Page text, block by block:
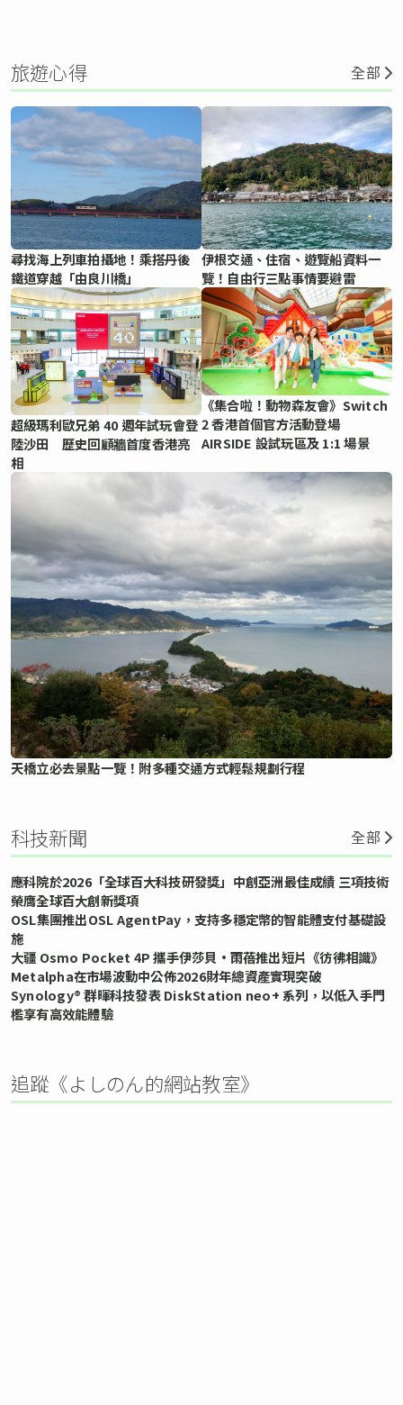
旅遊心得 全部
尋找海上列車拍攝地！乘搭丹後
鐵道穿越「由良川橋」
伊根交通、住宿、遊覽船資料一
覽！自由行三點事情要避雷
超級瑪利歐兄弟 40 週年試玩會登
陸沙田 歷史回顧牆首度香港亮
相
《集合啦！動物森友會》Switch
2 香港首個官方活動登場
AIRSIDE 設試玩區及 1:1 場景
天橋立必去景點一覽！附多種交通方式輕鬆規劃行程
科技新聞 全部
應科院於2026「全球百大科技研發獎」中創亞洲最佳成績 三項技術
榮膺全球百大創新獎項
OSL集團推出OSL AgentPay，支持多穩定幣的智能體支付基礎設
施
大疆 Osmo Pocket 4P 攜手伊莎貝•雨蓓推出短片《彷彿相識》
Metalpha在市場波動中公佈2026財年總資產實現突破
Synology® 群暉科技發表 DiskStation neo+ 系列，以低入手門
檻享有高效能體驗
追蹤《よしのん的網站教室》